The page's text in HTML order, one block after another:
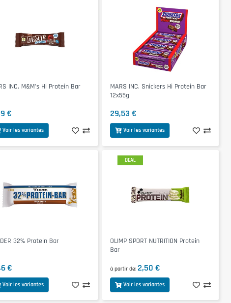
INC. M&M's Hi Protein Bar
€
Voir les variantes
MARS INC. Snickers Hi Protein Bar
12x55g
29,53 €
Voir les variantes
32% Protein Bar
€
Voir les variantes
DEAL
OLIMP SPORT NUTRITION Protein
Bar
à partir de 2,50 €
Voir les variantes